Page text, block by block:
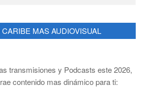
MAS AUDIOVISUAL
transmisiones y Podcasts este 2026,
contenido mas dinámico para ti: